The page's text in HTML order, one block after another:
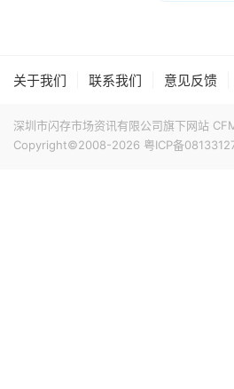
关于我们 联系我们 意见反馈
深圳市闪存市场资讯有限公司旗下网站
Copyright©2008-2026 粤ICP备